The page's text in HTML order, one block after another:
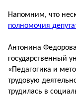
Напомним, что
полномочия
Антонина
государственный
«Педагогика и
трудовую
трудилась в